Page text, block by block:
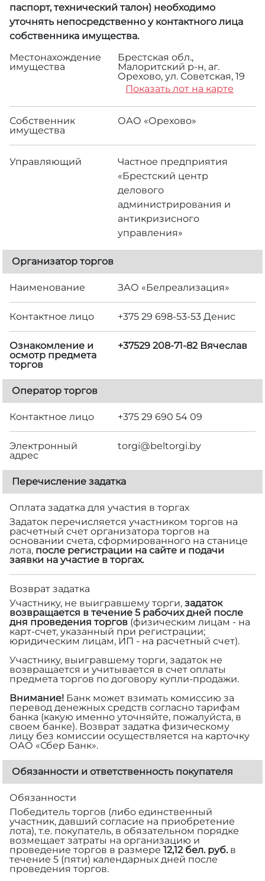
паспорт, технический талон) необходимо
уточнять непосредственно у контактного лица
собственника имущества.
Местонахождение
имущества
Брестская обл.,
Малоритский р-н, аг.
Орехово, ул. Советская, 19
Показать лот на карте
Собственник
имущества
ОАО «Орехово»
Управляющий
Частное предприятия
«Брестский центр
делового
администрирования и
антикризисного
управления»
Организатор торгов
Наименование ЗАО «Белреализация»
Контактное лицо +375 29 698-53-53 Денис
Ознакомление и
осмотр предмета
торгов
+37529 208-71-82 Вячеслав
Оператор торгов
Контактное лицо +375 29 690 54 09
Электронный
адрес
torgi@beltorgi.by
Перечисление задатка
Оплата задатка для участия в торгах
Задаток перечисляется участником торгов на
расчетный счет организатора торгов на
основании счета, сформированного на станице
лота, после регистрации на сайте и подачи
заявки на участие в торгах.
Возврат задатка
Участнику, не выигравшему торги, задаток
возвращается в течение 5 рабочих дней после
дня проведения торгов (физическим лицам - на
карт-счет, указанный при регистрации;
юридическим лицам, ИП - на расчетный счет).
Участнику, выигравшему торги, задаток не
возвращается и учитывается в счет оплаты
предмета торгов по договору купли-продажи.
Внимание! Банк может взимать комиссию за
перевод денежных средств согласно тарифам
банка (какую именно уточняйте, пожалуйста, в
своем банке). Возврат задатка физическому
лицу без комиссии осуществляется на карточку
ОАО «Сбер Банк».
Обязанности и ответственность покупателя
Обязанности
Победитель торгов (либо единственный
участник, давший согласие на приобретение
лота), т.е. покупатель, в обязательном порядке
возмещает затраты на организацию и
проведение торгов в размере 12,12 бел. руб.в
течение 5 (пяти) календарных дней после
проведения торгов.